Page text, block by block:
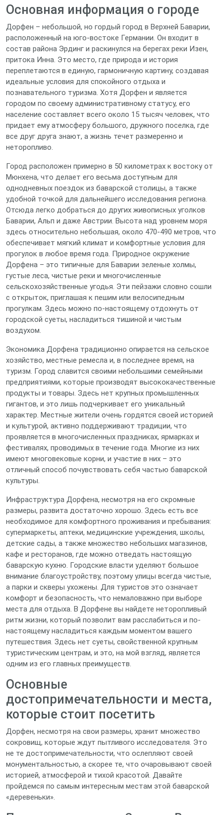
Основная информация о городе
Дорфен – небольшой, но гордый город в Верхней Баварии,
расположенный на юго-востоке Германии. Он входит в
состав района Эрдинг и раскинулся на берегах реки Изен,
притока Инна. Это место, где природа и история
переплетаются в единую, гармоничную картину, создавая
идеальные условия для спокойного отдыха и
познавательного туризма. Хотя Дорфен и является
городом по своему административному статусу, его
население составляет всего около 15 тысяч человек, что
придает ему атмосферу большого, дружного поселка, где
все друг друга знают, а жизнь течет размеренно и
неторопливо.
Город расположен примерно в 50 километрах к востоку от
Мюнхена, что делает его весьма доступным для
однодневных поездок из баварской столицы, а также
удобной точкой для дальнейшего исследования региона.
Отсюда легко добраться до других живописных уголков
Баварии, Альп и даже Австрии. Высота над уровнем моря
здесь относительно небольшая, около 470-490 метров, что
обеспечивает мягкий климат и комфортные условия для
прогулок в любое время года. Природное окружение
Дорфена – это типичные для Баварии зеленые холмы,
густые леса, чистые реки и многочисленные
сельскохозяйственные угодья. Эти пейзажи словно сошли
с открыток, приглашая к пешим или велосипедным
прогулкам. Здесь можно по-настоящему отдохнуть от
городской суеты, насладиться тишиной и чистым
воздухом.
Экономика Дорфена традиционно опирается на сельское
хозяйство, местные ремесла и, в последнее время, на
туризм. Город славится своими небольшими семейными
предприятиями, которые производят высококачественные
продукты и товары. Здесь нет крупных промышленных
гигантов, и это лишь подчеркивает его уникальный
характер. Местные жители очень гордятся своей историей
и культурой, активно поддерживают традиции, что
проявляется в многочисленных праздниках, ярмарках и
фестивалях, проводимых в течение года. Многие из них
имеют многовековые корни, и участие в них – это
отличный способ почувствовать себя частью баварской
культуры.
Инфраструктура Дорфена, несмотря на его скромные
размеры, развита достаточно хорошо. Здесь есть все
необходимое для комфортного проживания и пребывания:
супермаркеты, аптеки, медицинские учреждения, школы,
детские сады, а также множество небольших магазинов,
кафе и ресторанов, где можно отведать настоящую
баварскую кухню. Городские власти уделяют большое
внимание благоустройству, поэтому улицы всегда чистые,
а парки и скверы ухожены. Для туристов это означает
комфорт и безопасность, что немаловажно при выборе
места для отдыха. В Дорфене вы найдете неторопливый
ритм жизни, который позволит вам расслабиться и по-
настоящему насладиться каждым моментом вашего
путешествия. Здесь нет суеты, свойственной крупным
туристическим центрам, и это, на мой взгляд, является
одним из его главных преимуществ.
Основные
достопримечательности и места,
которые стоит посетить
Дорфен, несмотря на свои размеры, хранит множество
сокровищ, которые ждут пытливого исследователя. Это
не те достопримечательности, что ослепляют своей
монументальностью, а скорее те, что очаровывают своей
историей, атмосферой и тихой красотой. Давайте
пройдемся по самым интересным местам этой баварской
«деревеньки».